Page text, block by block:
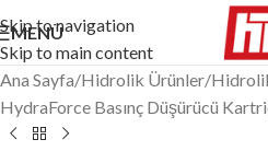
Skip to navigation
Skip to main content
MENÜ
Ana Sayfa/Hidrolik Ürünler/
HydraForce Basınç Düşürücü